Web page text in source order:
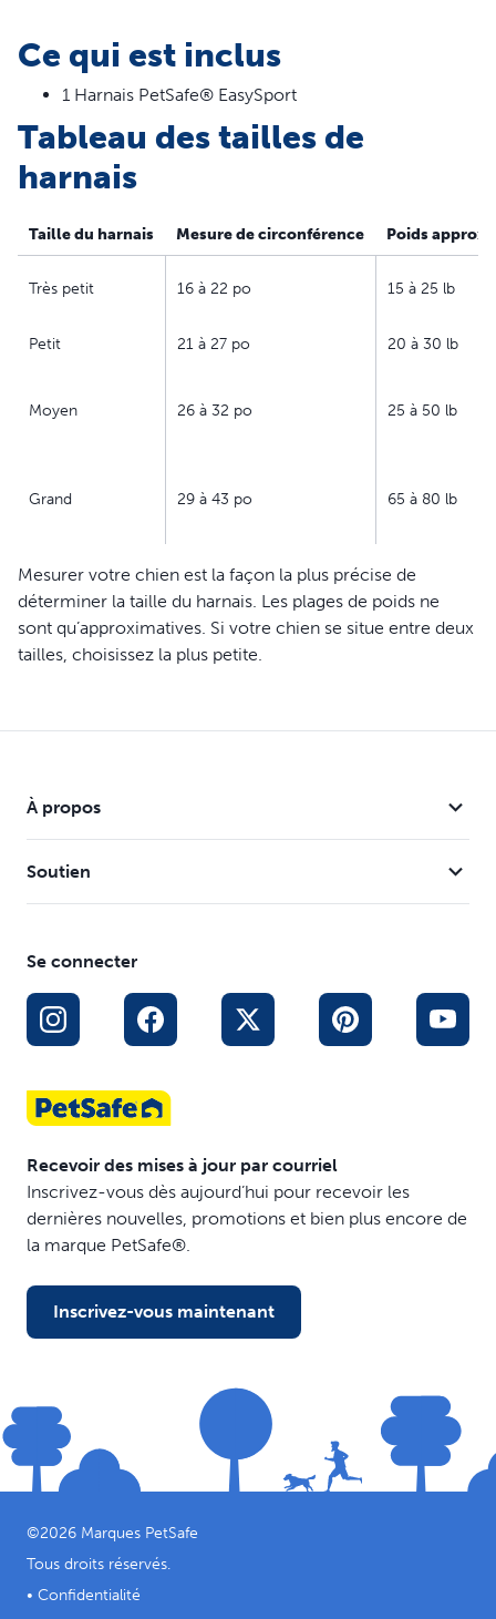
Ce qui est inclus
1 Harnais PetSafe® EasySport
Tableau des tailles de
harnais
Taille du harnais Mesure de circonférence Poids
Très petit 16 à 22 po 15 à 25 lb
Petit 21 à 27 po 20 à 30 lb
Moyen 26 à 32 po 25 à 50 lb
Grand 29 à 43 po 65 à 80 lb
Mesurer votre chien est la façon la plus précise de
déterminer la taille du harnais. Les plages de poids ne
sont qu’approximatives. Si votre chien se situe entre deux
tailles, choisissez la plus petite.
À propos
Soutien
Se connecter
Recevoir des mises à jour par courriel
Inscrivez-vous dès aujourd’hui pour recevoir les
dernières nouvelles, promotions et bien plus encore de
la marque PetSafe®.
Inscrivez-vous maintenant
©2026 Marques PetSafe
Tous droits réservés.
• Confidentialité